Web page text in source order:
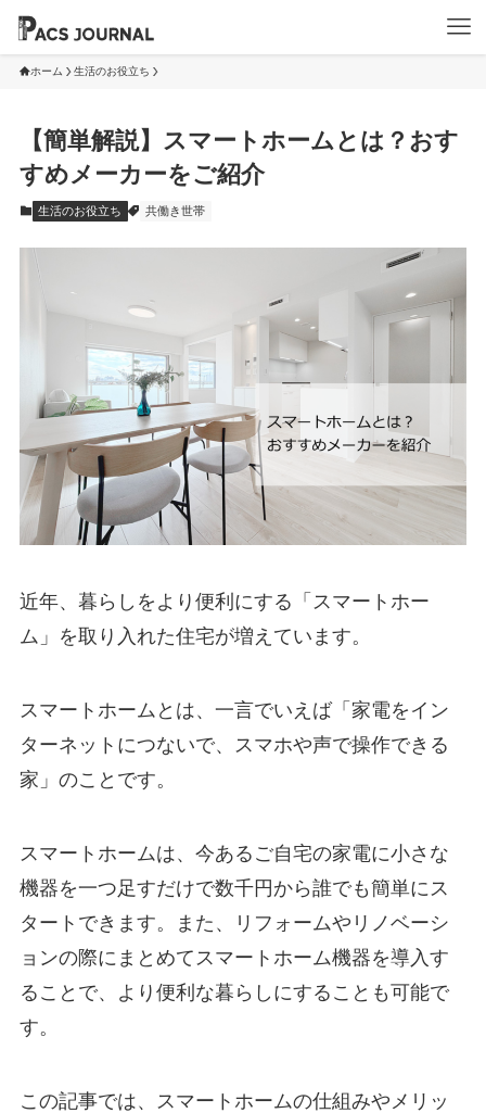
ホーム 生活のお役立ち
【簡単解説】スマートホームとは？おす
すめメーカーをご紹介
生活のお役立ち 共働き世帯
近年、暮らしをより便利にする「スマートホー
ム」を取り入れた住宅が増えています。
スマートホームとは、一言でいえば「家電をイン
ターネットにつないで、スマホや声で操作できる
家」のことです。
スマートホームは、今あるご自宅の家電に小さな
機器を一つ足すだけで数千円から誰でも簡単にス
タートできます。また、リフォームやリノベーシ
ョンの際にまとめてスマートホーム機器を導入す
ることで、より便利な暮らしにすることも可能で
す。
この記事では、スマートホームの仕組みやメリッ